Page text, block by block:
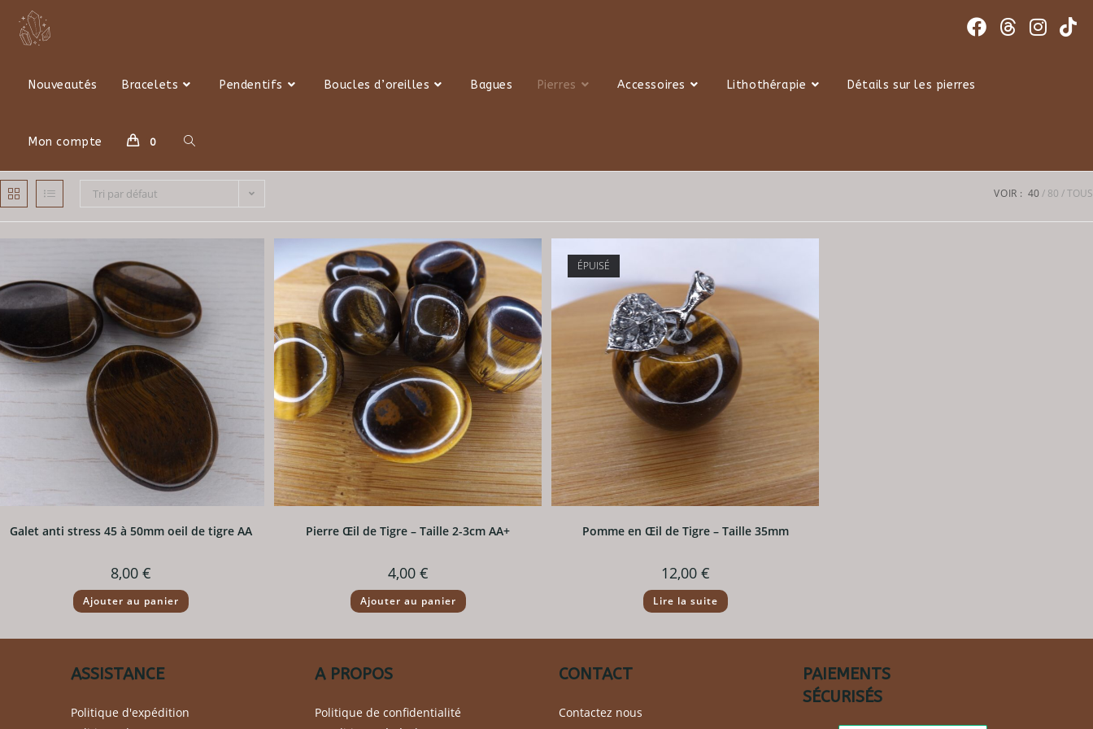
content
Nouveautés Bracelets Pendentifs Boucles d’oreilles Bagues Pierres Accessoires Lithothérapie Détails sur les pierres
Mon compte 0 Toggle
Tri par défaut VOIR : 40 80 TOUS
Galet anti stress 45 à 50mm oeil de tigre AA
8,00 €
Ajouter au panier
Pierre Œil de Tigre – Taille 2-3cm AA+
4,00 €
Ajouter au panier
ÉPUISÉ
Pomme en Œil de Tigre – Taille 35mm
12,00 €
Lire la suite
ASSISTANCE
Politique d'expédition
A PROPOS
Politique de confidentialité
CONTACT
Contactez nous
PAIEMENTS
SÉCURISÉS